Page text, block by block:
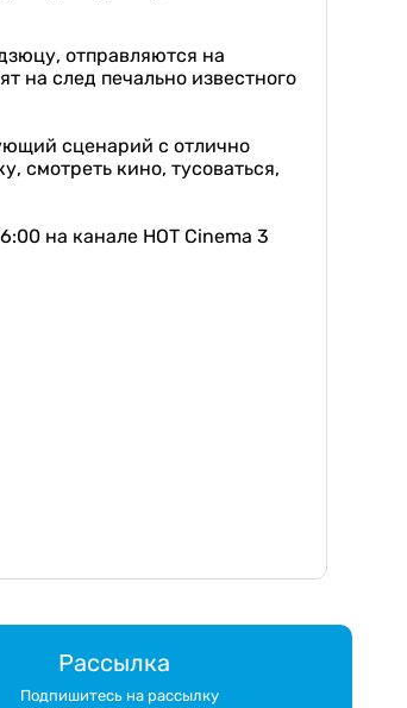
отправляются на
на след печально известного
сценарий с отлично
смотреть кино, тусоваться,
на канале HOT Cinema 3
Рассылка
Подпишитесь на рассылку